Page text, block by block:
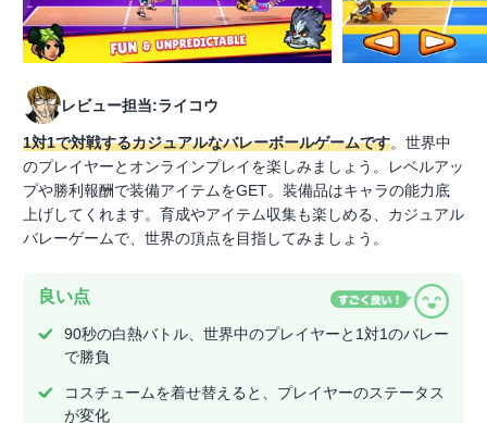
レビュー担当:ライコウ
1対1で対戦するカジュアルなバレーボールゲームです。世界中
のプレイヤーとオンラインプレイを楽しみましょう。レベルアッ
プや勝利報酬で装備アイテムをGET。装備品はキャラの能力底
上げしてくれます。育成やアイテム収集も楽しめる、カジュアル
バレーゲームで、世界の頂点を目指してみましょう。
良い点
90秒の白熱バトル、世界中のプレイヤーと1対1のバレー
で勝負
コスチュームを着せ替えると、プレイヤーのステータス
が変化